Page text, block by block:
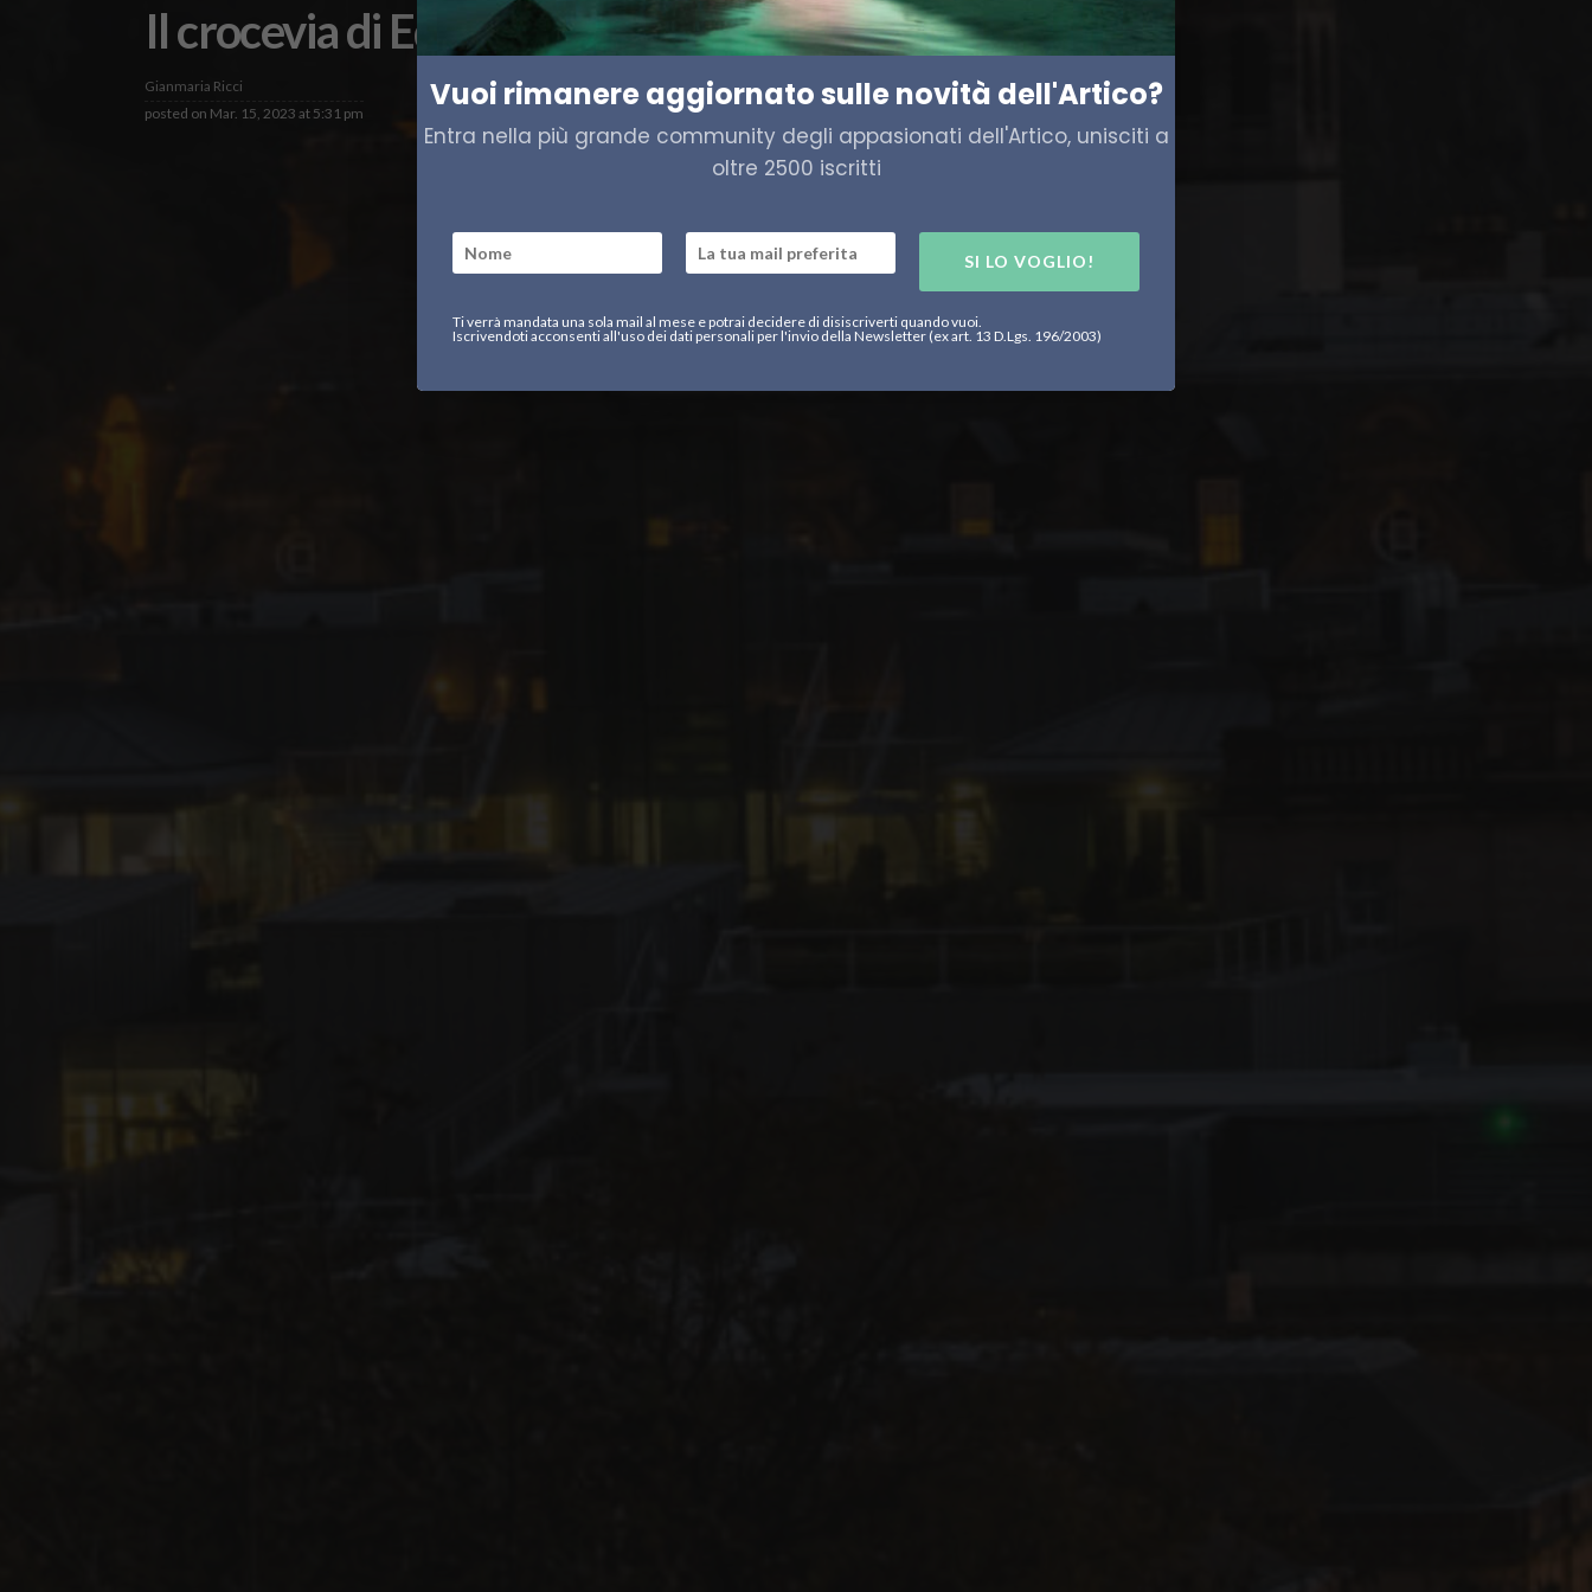
Il crocevia di Edimburgo
Gianmaria Ricci
posted on Mar. 15, 2023 at 5:31 pm Vuoi rimanere aggiornato sulle novità dell'Artico?
Entra nella più grande community degli appasionati dell'Artico, unisciti a
oltre 2500 iscritti
SI LO VOGLIO!
Ti verrà mandata una sola mail al mese e potrai decidere di disiscriverti quando vuoi.
Iscrivendoti acconsenti all'uso dei dati personali per l'invio della Newsletter (ex art. 13 D.Lgs. 196/2003)